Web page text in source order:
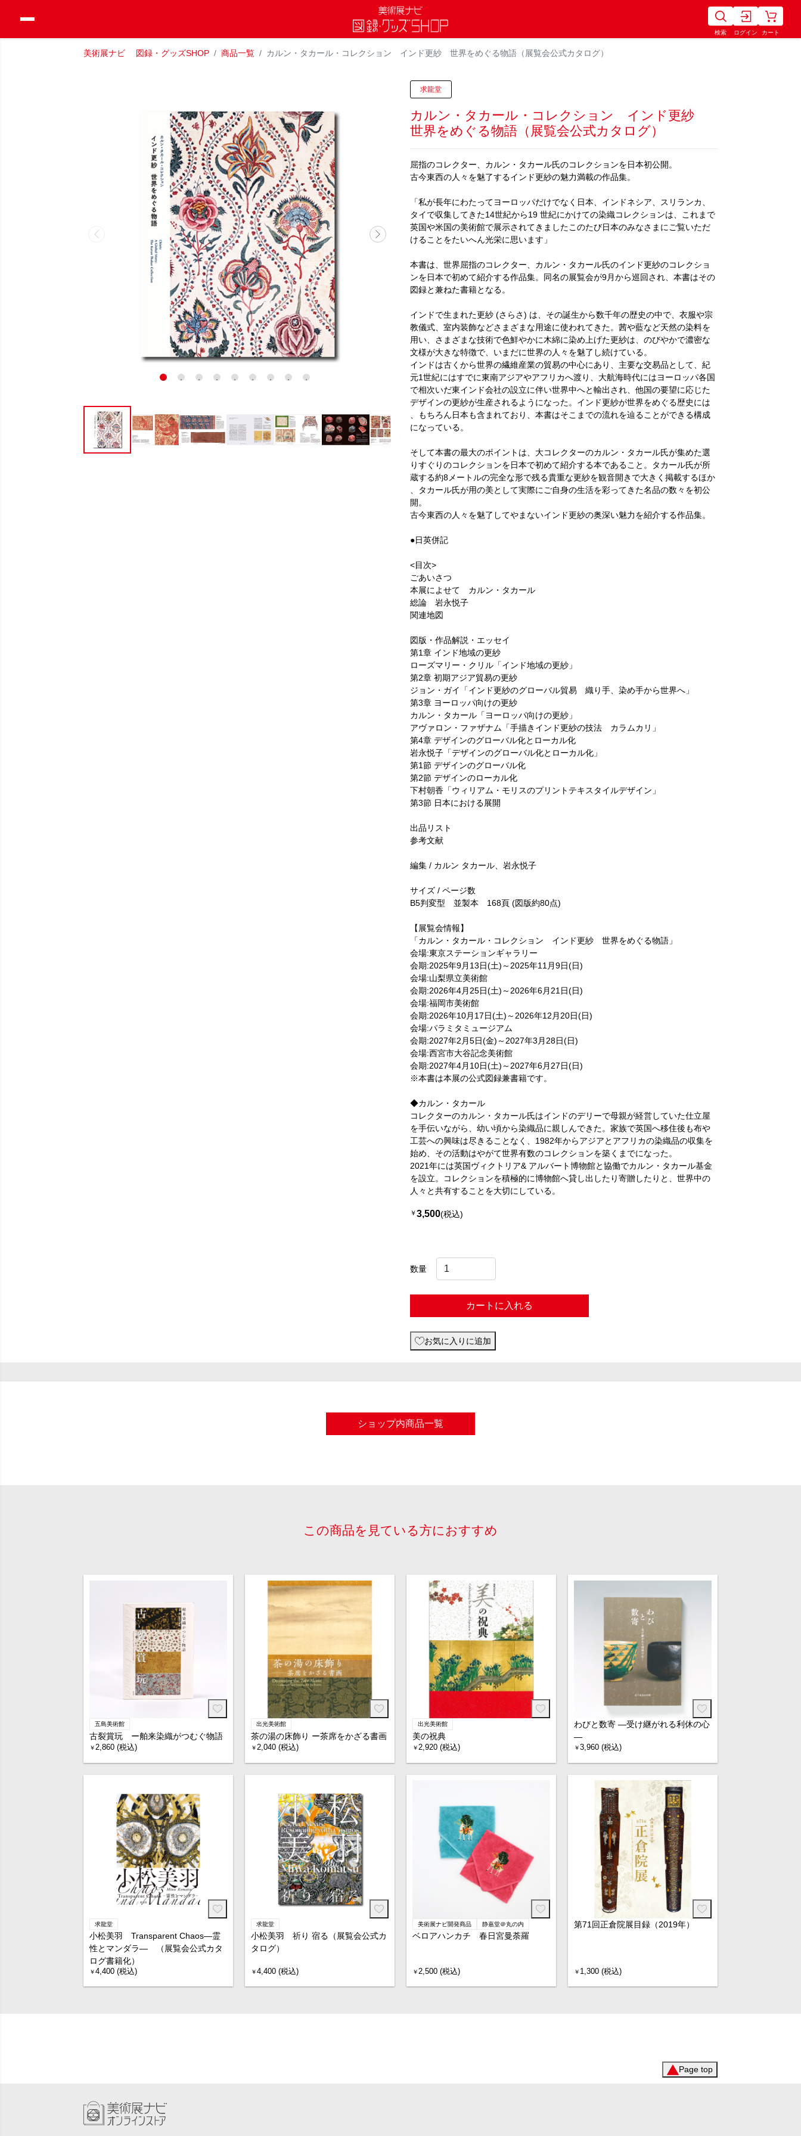
検索 ログイン カート
美術展ナビ 図録・グッズSHOP 商品一覧 カルン・タカール・コレクション インド更紗 世界をめぐる物語（展覧会公式カタログ）
求龍堂
カルン・タカール・コレクション インド更紗
世界をめぐる物語（展覧会公式カタログ）
屈指のコレクター、カルン・タカール氏のコレクションを日本初公開。
古今東西の人々を魅了するインド更紗の魅力満載の作品集。
「私が長年にわたってヨーロッパだけでなく日本、インドネシア、スリランカ、
タイで収集してきた14世紀から19 世紀にかけての染織コレクションは、これまで
英国や米国の美術館で展示されてきましたこのたび日本のみなさまにご覧いただ
けることをたいへん光栄に思います」
本書は、世界屈指のコレクター、カルン・タカール氏のインド更紗のコレクショ
ンを日本で初めて紹介する作品集。同名の展覧会が9月から巡回され、本書はその
図録と兼ねた書籍となる。
インドで生まれた更紗 (さらさ) は、その誕生から数千年の歴史の中で、衣服や宗
教儀式、室内装飾などさまざまな用途に使われてきた。茜や藍など天然の染料を
用い、さまざまな技術で色鮮やかに木綿に染め上げた更紗は、のびやかで濃密な
文様が大きな特徴で、いまだに世界の人々を魅了し続けている。
インドは古くから世界の繊維産業の貿易の中心にあり、主要な交易品として、紀
元1世紀にはすでに東南アジアやアフリカへ渡り、大航海時代にはヨーロッパ各国
で相次いだ東インド会社の設立に伴い世界中へと輸出され、他国の要望に応じた
デザインの更紗が生産されるようになった。インド更紗が世界をめぐる歴史には
、もちろん日本も含まれており、本書はそこまでの流れを辿ることができる構成
になっている。
そして本書の最大のポイントは、大コレクターのカルン・タカール氏が集めた選
りすぐりのコレクションを日本で初めて紹介する本であること。タカール氏が所
蔵する約8メートルの完全な形で残る貴重な更紗を観音開きで大きく掲載するほか
、タカール氏が用の美として実際にご自身の生活を彩ってきた名品の数々を初公
開。
古今東西の人々を魅了してやまないインド更紗の奥深い魅力を紹介する作品集。
●日英併記
<目次>
ごあいさつ
本展によせて カルン・タカール
総論 岩永悦子
関連地図
図版・作品解説・エッセイ
第1章 インド地域の更紗
ローズマリー・クリル「インド地域の更紗」
第2章 初期アジア貿易の更紗
ジョン・ガイ「インド更紗のグローバル貿易 織り手、染め手から世界へ」
第3章 ヨーロッパ向けの更紗
カルン・タカール「ヨーロッパ向けの更紗」
アヴァロン・ファザナム「手描きインド更紗の技法 カラムカリ」
第4章 デザインのグローバル化とローカル化
岩永悦子「デザインのグローバル化とローカル化」
第1節 デザインのグローバル化
第2節 デザインのローカル化
下村朝香「ウィリアム・モリスのプリントテキスタイルデザイン」
第3節 日本における展開
出品リスト
参考文献
編集 / カルン タカール、岩永悦子
サイズ / ページ数
B5判変型 並製本 168頁 (図版約80点)
【展覧会情報】
「カルン・タカール・コレクション インド更紗 世界をめぐる物語」
会場:東京ステーションギャラリー
会期:2025年9月13日(土)～2025年11月9日(日)
会場:山梨県立美術館
会期:2026年4月25日(土)～2026年6月21日(日)
会場:福岡市美術館
会期:2026年10月17日(土)～2026年12月20日(日)
会場:パラミタミュージアム
会期:2027年2月5日(金)～2027年3月28日(日)
会場:西宮市大谷記念美術館
会期:2027年4月10日(土)～2027年6月27日(日)
※本書は本展の公式図録兼書籍です。
◆カルン・タカール
コレクターのカルン・タカール氏はインドのデリーで母親が経営していた仕立屋
を手伝いながら、幼い頃から染織品に親しんできた。家族で英国へ移住後も布や
工芸への興味は尽きることなく、1982年からアジアとアフリカの染織品の収集を
始め、その活動はやがて世界有数のコレクションを築くまでになった。
2021年には英国ヴィクトリア& アルバート博物館と協働でカルン・タカール基金
を設立。コレクションを積極的に博物館へ貸し出したり寄贈したりと、世界中の
人々と共有することを大切にしている。
￥3,500(税込)
数量
カートに入れる
お気に入りに追加
ショップ内商品一覧
この商品を見ている方におすすめ
五島美術館
古裂賞玩 ー舶来染織がつむぐ物語
￥2,860 (税込)
出光美術館
茶の湯の床飾り ー茶席をかざる書画
￥2,040 (税込)
出光美術館
美の祝典
￥2,920 (税込)
わびと数寄 ―受け継がれる利休の心
―
￥3,960 (税込)
求龍堂
小松美羽 Transparent Chaos―霊
性とマンダラ― （展覧会公式カタ
ログ書籍化）
￥4,400 (税込)
求龍堂
小松美羽 祈り 宿る（展覧会公式カ
タログ）
￥4,400 (税込)
美術展ナビ開発商品 静嘉堂＠丸の内
ベロアハンカチ 春日宮曼荼羅
￥2,500 (税込)
第71回正倉院展目録（2019年）
￥ 1,300 (税込)
Page top